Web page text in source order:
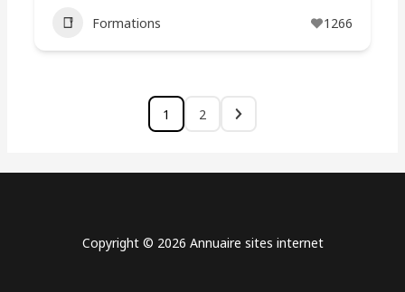
Formations 1266
1 2
Copyright © 2026 Annuaire sites internet